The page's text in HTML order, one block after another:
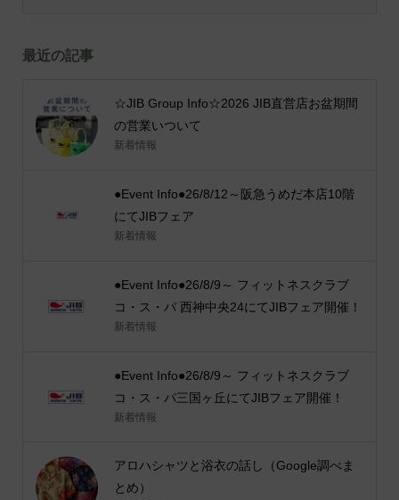
最近の記事
☆JIB Group Info☆2026 JIB直営店お盆期間
の営業いついて
新着情報
●Event Info●26/8/12～阪急うめだ本店10階
にてJIBフェア
新着情報
●Event Info●26/8/9～ フィットネスクラブ
コ・ス・パ 西神中央24にてJIBフェア開催！
新着情報
●Event Info●26/8/9～ フィットネスクラブ
コ・ス・パ三国ヶ丘にてJIBフェア開催！
新着情報
アロハシャツと浴衣の話し（Google調べま
とめ）